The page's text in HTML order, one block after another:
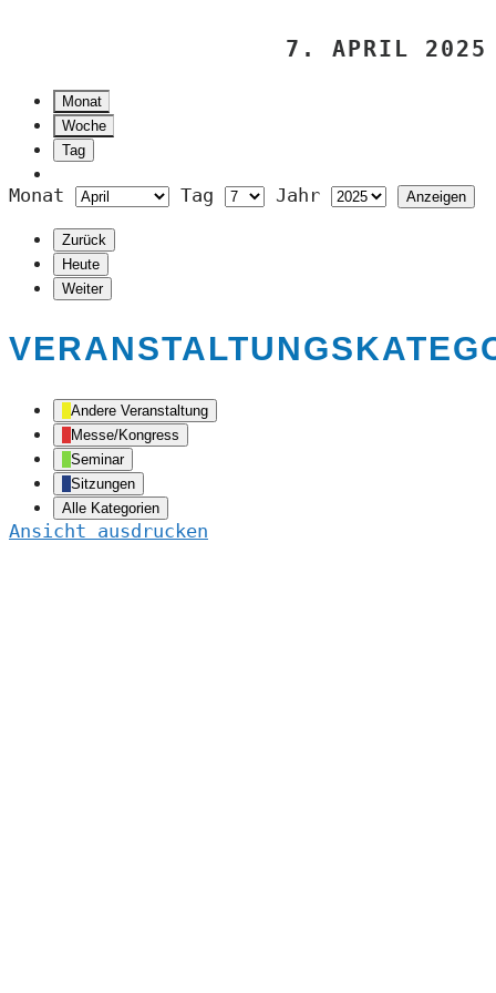
7. APRIL 2025
Monat
Woche
Tag
Monat Tag Jahr
Zurück
Heute
Weiter
Andere Veranstaltung
Messe/Kongress
Seminar
Sitzungen
Alle Kategorien
Ansicht ausdrucken